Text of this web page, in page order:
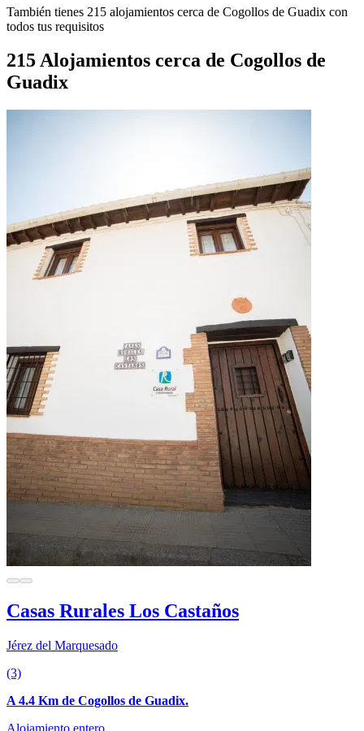
También tienes 215 alojamientos cerca de Cogollos de Guadix con
todos tus requisitos
215 Alojamientos cerca de Cogollos de
Guadix
Casas Rurales Los Castaños
Jérez del Marquesado
(3)
A 4.4 Km de Cogollos de Guadix.